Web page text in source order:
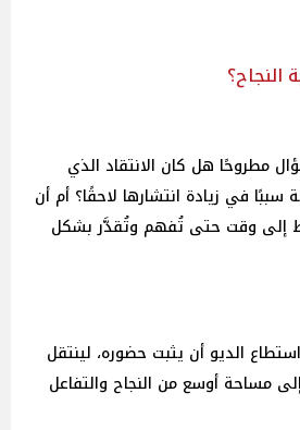
النجاح؟
مطروحًا هل كان الانتقاد الذي
سببًا في زيادة انتشارها لاحقًا؟ أم أن
إلى وقت حتى تُفهم وتُقدَّر بشكل
استطاع الديو أن يثبت حضوره، لينتقل
مساحة أوسع من النجاح والتفاعل